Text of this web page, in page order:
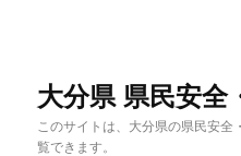
大分県 県民安全
このサイトは、大分県の県民安
覧できます。